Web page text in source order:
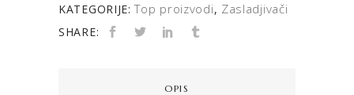
KATEGORIJE:Top proizvodi, Zasladjivači
SHARE:
OPIS